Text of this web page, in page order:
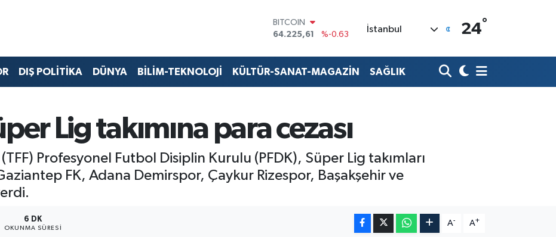
DOLAR
47,7143
%0.16
55,0317
%-0.02
STERLİN
13.799
%70
İstanbul 24°
DIŞ POLİTİKA DÜNYA BİLİM-TEKNOLOJİ KÜLTÜR-SANAT-MAGAZİN SAĞLIK
Lig takımına para cezası
Profesyonel Futbol Disiplin Kurulu (PFDK), Süper Lig takımları
FK, Adana Demirspor, Çaykur Rizespor, Başakşehir ve
6 DK
OKUNMA SÜRESI
A- A+